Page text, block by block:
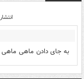
به جای دادن ماهی ماهی